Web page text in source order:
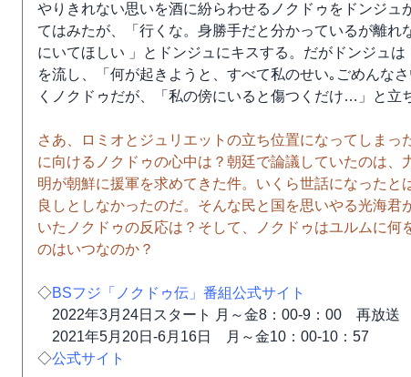
やりきれない思いを酒に紛らわせるノクドゥをドンジ
てはみたが、「行くな。身勝手だと分かっているが離
にいてほしい 」とドンジュにキスする。だがドンジュ
を流し、「何が起きようと、すべて私のせい｡ごめんな
くノクドゥだが、「私の傍にいると傷つくだけ…」と立
さあ、ロミオとジュリエットの立ち位置になってしま
に向けるノクドゥの心中は？朝廷で論議していたのは
明が朝鮮に援軍を求めてきた件。いくら世話になった
良しとしなかったのだ。そんな民と国を思いやる光海
いたノクドゥの反応は？そして、ノクドゥはユルムに
のはいつなのか？
◇BSフジ「ノクドゥ伝」番組公式サイト
2022年3月24日スタート 月～金8：00-9：00 再放送
2021年5月20日-6月16日 月～金10：00-10：57
◇公式サイト